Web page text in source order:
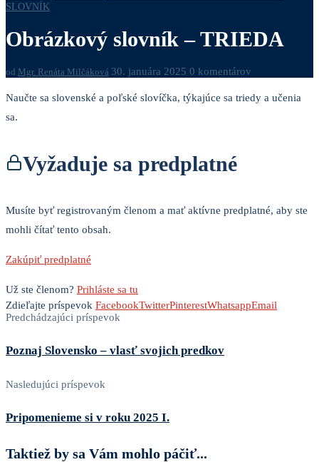
SLOVNÍK
Obrázkový slovník – TRIEDA
od Mgr. Renáta Milčáková 30. januára 2025 0 komentárov
Naučte sa slovenské a poľské slovíčka, týkajúce sa triedy a učenia
sa.
Vyžaduje sa predplatné
Musíte byť registrovaným členom a mať aktívne predplatné, aby ste
mohli čítať tento obsah.
Zakúpiť predplatné
Už ste členom? Prihláste sa tu
Zdieľajte príspevok FacebookTwitterPinterestWhatsappEmail
Predchádzajúci príspevok
Poznaj Slovensko – vlasť svojich predkov
Nasledujúci príspevok
Pripomenieme si v roku 2025 I.
Taktiež by sa Vám mohlo páčiť...